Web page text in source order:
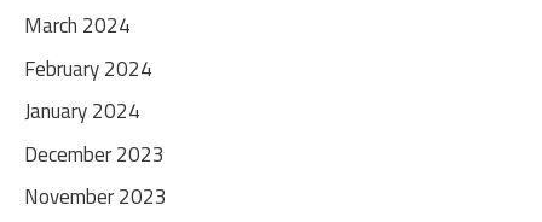
March 2024
February 2024
January 2024
December 2023
November 2023